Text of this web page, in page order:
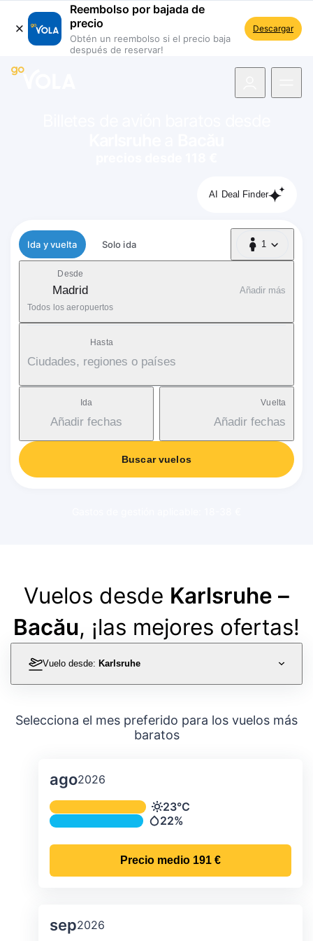
Reembolso por bajada de
precio
Obtén un reembolso si el precio baja
después de reservar!
Descargar
AI Deal Finder
Tipo de vuelo
Ida y vuelta Solo ida 1
1 Pasajero
Desde
Madrid
Todos los aeropuertos
Añadir más
Hasta
Ciudades, regiones o países
Ida
Añadir fechas
Vuelta
Añadir fechas
Buscar vuelos
Vuelos desde Karlsruhe –
Bacău, ¡las mejores ofertas!
Vuelo desde: Karlsruhe
Selecciona el mes preferido para los vuelos más
baratos
ago2026
Temperatura y precipitación media
Temperatura
23°C
Precipitación
22%
Precio medio 191 €
sep2026